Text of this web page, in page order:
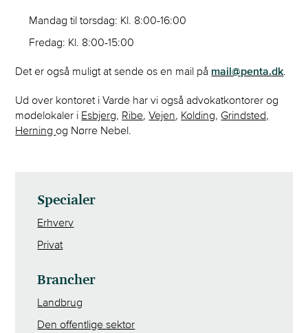
Mandag til torsdag: Kl. 8:00-16:00
Fredag: Kl. 8:00-15:00
Det er også muligt at sende os en mail på mail@penta.dk.
Ud over kontoret i Varde har vi også advokatkontorer og
mødelokaler i Esbjerg, Ribe,Vejen, Kolding, Grindsted,
Herningog Nørre Nebel.
Specialer
Erhverv
Privat
Brancher
Landbrug
Den offentlige sektor